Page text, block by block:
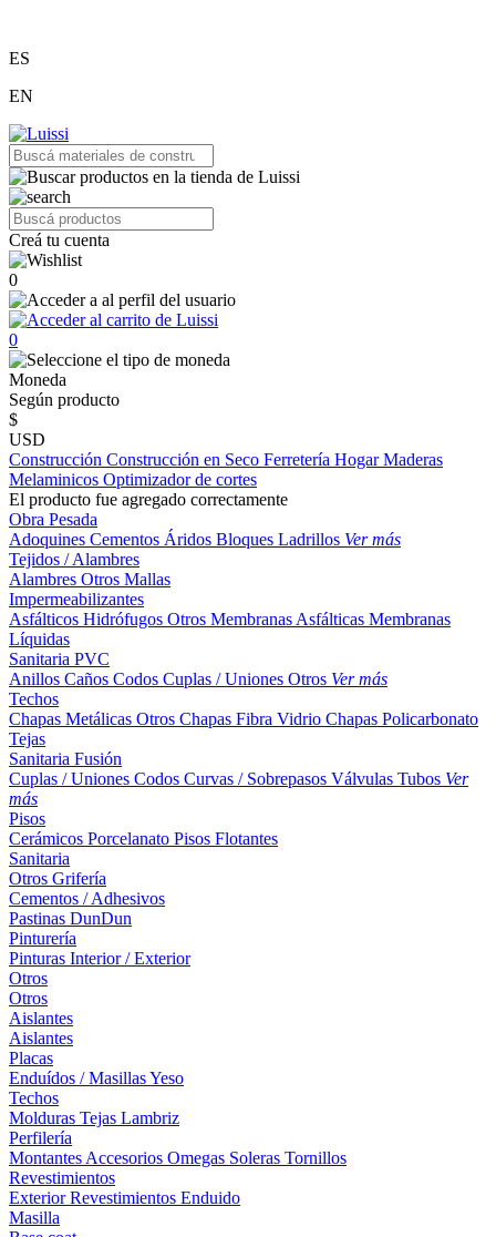
ES
EN
Creá tu cuenta
0
0
Moneda
Según producto
$
USD
Construcción Construcción en Seco Ferretería HogarMaderas
Melaminicos Optimizador de cortes
El producto fue agregado correctamente
Obra Pesada
Adoquines Cementos Áridos Bloques Ladrillos Ver más
Tejidos / Alambres
Alambres Otros Mallas
Impermeabilizantes
Asfálticos Hidrófugos Otros Membranas Asfálticas Membranas
Líquidas
Sanitaria PVC
Anillos Caños Codos Cuplas / Uniones Otros Ver más
Techos
Chapas Metálicas Otros Chapas Fibra Vidrio Chapas Policarbonato
Tejas
Sanitaria Fusión
Cuplas / Uniones Codos Curvas / Sobrepasos Válvulas Tubos Ver
más
Pisos
Cerámicos Porcelanato Pisos Flotantes
Sanitaria
Otros Grifería
Cementos / Adhesivos
Pastinas DunDun
Pinturería
Pinturas Interior / Exterior
Otros
Otros
Aislantes
Aislantes
Placas
Enduídos / MasillasYeso
Techos
Molduras Tejas Lambriz
Perfilería
Montantes Accesorios Omegas Soleras Tornillos
Revestimientos
ExteriorRevestimientos Enduido
Masilla